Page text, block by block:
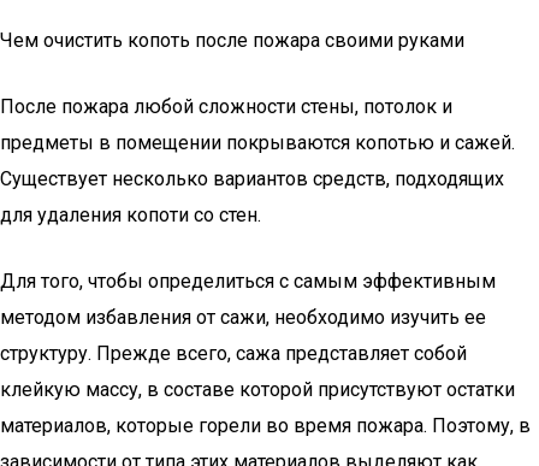
Чем очистить копоть после пожара своими руками
После пожара любой сложности стены, потолок и
предметы в помещении покрываются копотью и сажей.
Существует несколько вариантов средств, подходящих
для удаления копоти со стен.
Для того, чтобы определиться с самым эффективным
методом избавления от сажи, необходимо изучить ее
структуру. Прежде всего, сажа представляет собой
клейкую массу, в составе которой присутствуют остатки
материалов, которые горели во время пожара. Поэтому, в